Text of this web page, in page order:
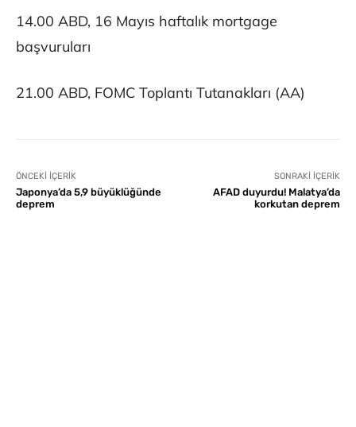
14.00 ABD, 16 Mayıs haftalık mortgage
başvuruları
21.00 ABD, FOMC Toplantı Tutanakları (AA)
ÖNCEKI İÇERIK
Japonya’da 5,9 büyüklüğünde
deprem
SONRAKI İÇERIK
AFAD duyurdu! Malatya’da
korkutan deprem